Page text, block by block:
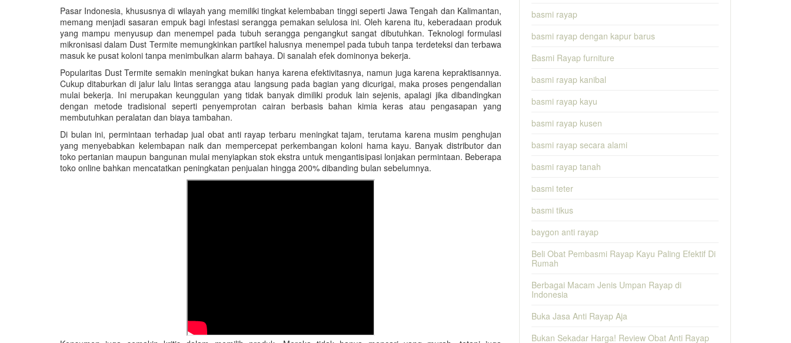
Pasar Indonesia, khususnya di wilayah yang memiliki tingkat kelembaban tinggi seperti Jawa Tengah dan Kalimantan,
memang menjadi sasaran empuk bagi infestasi serangga pemakan selulosa ini. Oleh karena itu, keberadaan produk
yang mampu menyusup dan menempel pada tubuh serangga pengangkut sangat dibutuhkan. Teknologi formulasi
mikronisasi dalam Dust Termite memungkinkan partikel halusnya menempel pada tubuh tanpa terdeteksi dan terbawa
masuk ke pusat koloni tanpa menimbulkan alarm bahaya. Di sanalah efek dominonya bekerja.
Popularitas Dust Termite semakin meningkat bukan hanya karena efektivitasnya, namun juga karena kepraktisannya.
Cukup ditaburkan di jalur lalu lintas serangga atau langsung pada bagian yang dicurigai, maka proses pengendalian
mulai bekerja. Ini merupakan keunggulan yang tidak banyak dimiliki produk lain sejenis, apalagi jika dibandingkan
dengan metode tradisional seperti penyemprotan cairan berbasis bahan kimia keras atau pengasapan yang
membutuhkan peralatan dan biaya tambahan.
Di bulan ini, permintaan terhadap jual obat anti rayap terbaru meningkat tajam, terutama karena musim penghujan
yang menyebabkan kelembapan naik dan mempercepat perkembangan koloni hama kayu. Banyak distributor dan
toko pertanian maupun bangunan mulai menyiapkan stok ekstra untuk mengantisipasi lonjakan permintaan. Beberapa
toko online bahkan mencatatkan peningkatan penjualan hingga 200% dibanding bulan sebelumnya.
basmi rayap
basmi rayap dengan kapur barus
Basmi Rayap furniture
basmi rayap kanibal
basmi rayap kayu
basmi rayap kusen
basmi rayap secara alami
basmi rayap tanah
basmi teter
basmi tikus
baygon anti rayap
Beli Obat Pembasmi Rayap Kayu Paling Efektif Di
Rumah
Berbagai Macam Jenis Umpan Rayap di
Indonesia
Buka Jasa Anti Rayap Aja
Bukan Sekadar Harga! Review Obat Anti Rayap